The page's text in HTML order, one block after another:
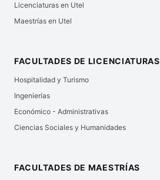
Licenciaturas en Utel
Maestrías en Utel
FACULTADES DE LICENCIATURAS
Hospitalidad y Turismo
Ingenierías
Económico - Administrativas
Ciencias Sociales y Humanidades
FACULTADES DE MAESTRÍAS